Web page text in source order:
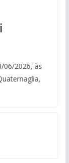
06/2026, às